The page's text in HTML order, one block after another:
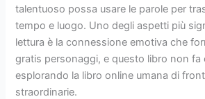
talentuoso possa usare le parole per
tempo e luogo. Uno degli aspetti più
lettura è la connessione emotiva che
gratis personaggi, e questo libro non fa
esplorando la libro online umana di
straordinarie.